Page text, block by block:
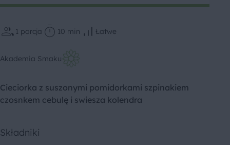
1 porcja 10 min Łatwe
Akademia Smaku
Cieciorka z suszonymi pomidorkami szpinakiem
czosnkem cebulę i swiesza kolendra
Składniki